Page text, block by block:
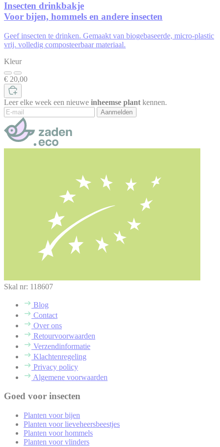
Insecten drinkbakje
Voor bijen, hommels en andere insecten
Geef insecten te drinken. Gemaakt van biogebaseerde, micro-plastic
vrij. volledig composteerbaar materiaal.
Kleur
€ 20,00
Leer elke week een nieuwe inheemse plant kennen.
Aanmelden
Skal nr: 118607
Blog
Contact
Over ons
Retourvoorwaarden
Verzendinformatie
Klachtenregeling
Privacy policy
Algemene voorwaarden
Goed voor insecten
Planten voor bijen
Planten voor lieveheersbeestjes
Planten voor hommels
Planten voor vlinders